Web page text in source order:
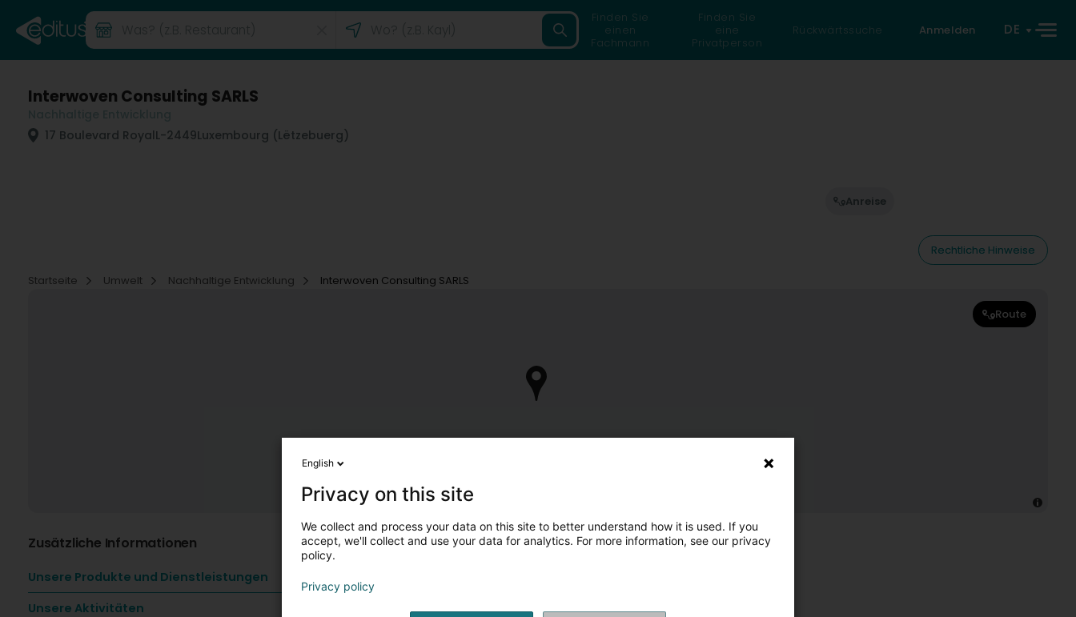
Finden Sie
einen
Fachmann
Finden Sie
eine
Privatperson
Rückwärtssuche Anmelden DE
Interwoven Consulting SARLS
17 Boulevard RoyalL-2449Luxembourg (Lëtzebuerg)
Anreise
Rechtliche Hinweise
Startseite
Umwelt Nachhaltige Entwicklung Interwoven Consulting SARLS
Route
Zusätzliche Informationen
Unsere Produkte und Dienstleistungen
Unsere Aktivitäten
English
Privacy on this site
We collect and process your data on this site to better understand how it is used. If you
accept, we'll collect and use your data for analytics. For more information, see our privacy
policy.
Privacy policy